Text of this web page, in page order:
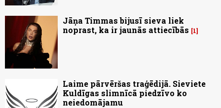
Jāņa Timmas bijusī sieva liek
noprast, ka ir jaunās attiecībās
1
Laime pārvēršas traģēdijā. Sieviete
Kuldīgas slimnīcā piedzīvo ko
neiedomājamu